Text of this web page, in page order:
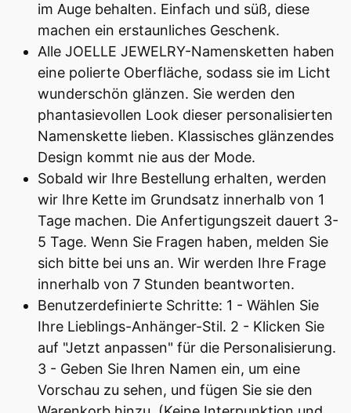
im Auge behalten. Einfach und süß, diese
machen ein erstaunliches Geschenk.
Alle JOELLE JEWELRY-Namensketten haben
eine polierte Oberfläche, sodass sie im Licht
wunderschön glänzen. Sie werden den
phantasievollen Look dieser personalisierten
Namenskette lieben. Klassisches glänzendes
Design kommt nie aus der Mode.
Sobald wir Ihre Bestellung erhalten, werden
wir Ihre Kette im Grundsatz innerhalb von 1
Tage machen. Die Anfertigungszeit dauert 3-
5 Tage. Wenn Sie Fragen haben, melden Sie
sich bitte bei uns an. Wir werden Ihre Frage
innerhalb von 7 Stunden beantworten.
Benutzerdefinierte Schritte: 1 - Wählen Sie
Ihre Lieblings-Anhänger-Stil. 2 - Klicken Sie
auf "Jetzt anpassen" für die Personalisierung.
3 - Geben Sie Ihren Namen ein, um eine
Vorschau zu sehen, und fügen Sie sie den